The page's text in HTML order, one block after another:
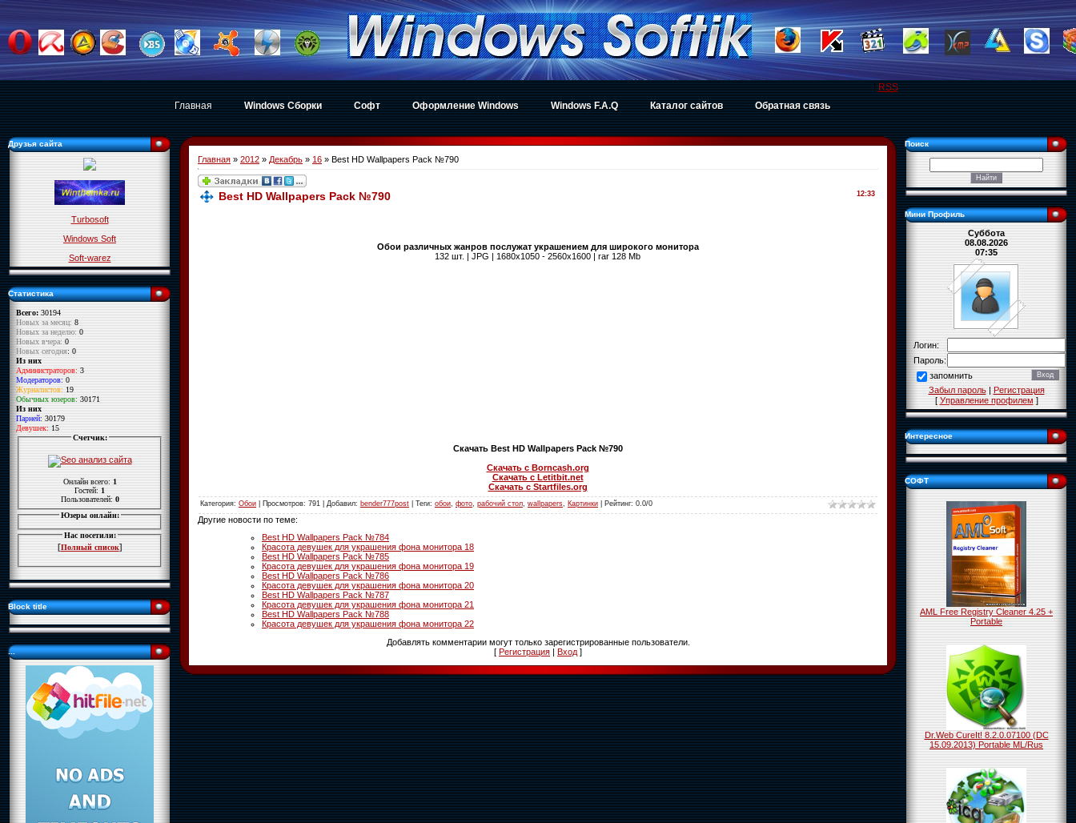
Главная Windows Сборки Софт Оформление Windows Windows F.A.Q Каталог сайтов Обратная связь
|RSS
Друзья сайта
Turbosoft
Windows Soft
Soft-warez
Статистика
Всего:30194
Новых за месяц:8
Новых за неделю:0
Новых вчера:0
Новых сегодня: 0
Из них
Администраторов:3
Модераторов:0
Журналистов:19
Обычных юзеров:30171
Из них
Парней:30179
Девушек:15
Счетчик:
Онлайн всего:1
Гостей:1
Пользователей:0
Юзеры онлайн:
Нас посетили:
[Полный список]
Block title
...
Главная » 2012 » Декабрь » 16 » Best HD Wallpapers Pack №790
12:33
Best HD Wallpapers Pack №790
Обои различных жанров послужат украшением для широкого монитора
132 шт. | JPG | 1680x1050 - 2560x1600 | rar 128 Mb
Скачать Best HD Wallpapers Pack №790
Скачать с Borncash.org
Скачать с Letitbit.net
Скачать с Startfiles.org
Категория: Обои Просмотров: 791 | Добавил: bender777post Теги: обои фото рабочий стол wallpapers Картинки Рейтинг: 0.0/0
Другие новости по теме:
Best HD Wallpapers Pack №784
Красота девушек для украшения фона монитора 18
Best HD Wallpapers Pack №785
Красота девушек для украшения фона монитора 19
Best HD Wallpapers Pack №786
Красота девушек для украшения фона монитора 20
Best HD Wallpapers Pack №787
Красота девушек для украшения фона монитора 21
Best HD Wallpapers Pack №788
Красота девушек для украшения фона монитора 22
Добавлять комментарии могут только зарегистрированные пользователи.
[ Регистрация | Вход ]
Поиск
Мини Профиль
Суббота
08.08.2026
07:35
Логин:
Пароль:
запомнить
Забыл пароль|Регистрация
[Управление профилем]
Интересное
СОФТ
AML Free Registry Cleaner 4.25 +
Portable
Dr.Web CureIt! 8.2.0.07100 (DC
15.09.2013) Portable ML/Rus